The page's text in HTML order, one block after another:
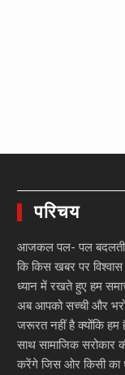
परिचय
आजकल पल- पल बदलती
कि किस खबर पर
ध्यान में रखते हुए हम
अब आपको सच्ची और
जरूरत नहीं है क्योंकि
साथ सामाजिक सरोकार
करेंगे जिस ओर किसी का